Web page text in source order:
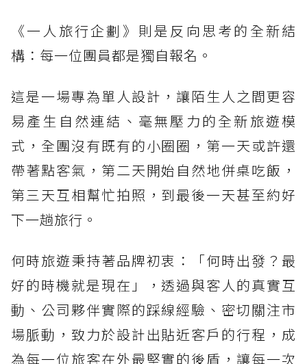
《一人旅行企劃》則是反向思考的全新結
構：每一位團員都是獨自報名。
這是一場專為單人設計，讓陌生人之間更容
易產生自然連結、毫無壓力的全新旅遊模
式，全團沒有既有的小圈圈，第一天或許還
帶著點客氣，第二天開始自然地併桌吃飯，
第三天互相幫忙拍照，到最後一天甚至約好
下一趟旅行。
何時旅遊秉持著品牌初衷：「何時出發？最
好的時機就是現在」，透過與客人的真實互
動、公司夥伴實際的踩線經驗、密切關注市
場脈動，致力於設計出貼近客戶的行程，成
為每一位旅客在外最堅實的後盾，讓每一次